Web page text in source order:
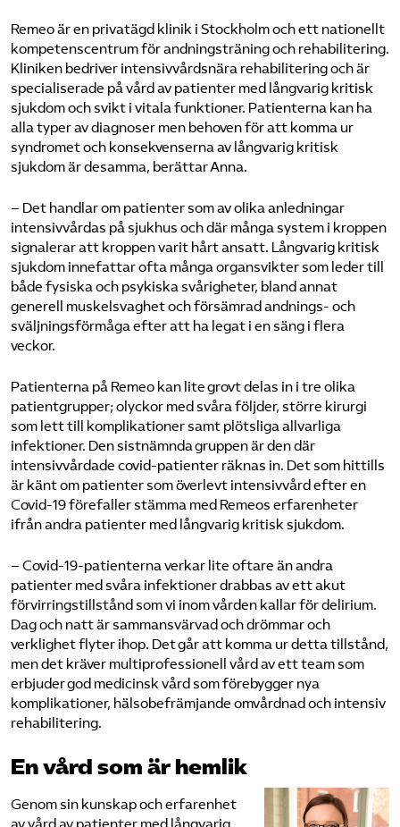
Remeo är en privatägd klinik i Stockholm och ett nationellt
kompetenscentrum för andningsträning och rehabilitering.
Kliniken bedriver intensivvårdsnära rehabilitering och är
specialiserade på vård av patienter med långvarig kritisk
sjukdom och svikt i vitala funktioner. Patienterna kan ha
alla typer av diagnoser men behoven för att komma ur
syndromet och konsekvenserna av långvarig kritisk
sjukdom är desamma, berättar Anna.
– Det handlar om patienter som av olika anledningar
intensivvårdas på sjukhus och där många system i kroppen
signalerar att kroppen varit hårt ansatt. Långvarig kritisk
sjukdom innefattar ofta många organsvikter som leder till
både fysiska och psykiska svårigheter, bland annat
generell muskelsvaghet och försämrad andnings- och
sväljningsförmåga efter att ha legat i en säng i flera
veckor.
Patienterna på Remeo kan lite grovt delas in i tre olika
patientgrupper; olyckor med svåra följder, större kirurgi
som lett till komplikationer samt plötsliga allvarliga
infektioner. Den sistnämnda gruppen är den där
intensivvårdade covid-patienter räknas in. Det som hittills
är känt om patienter som överlevt intensivvård efter en
Covid-19 förefaller stämma med Remeos erfarenheter
ifrån andra patienter med långvarig kritisk sjukdom.
– Covid-19-patienterna verkar lite oftare än andra
patienter med svåra infektioner drabbas av ett akut
förvirringstillstånd som vi inom vården kallar för delirium.
Dag och natt är sammansvärvad och drömmar och
verklighet flyter ihop. Det går att komma ur detta tillstånd,
men det kräver multiprofessionell vård av ett team som
erbjuder god medicinsk vård som förebygger nya
komplikationer, hälsobefrämjande omvårdnad och intensiv
rehabilitering.
En vård som är hemlik
Genom sin kunskap och erfarenhet